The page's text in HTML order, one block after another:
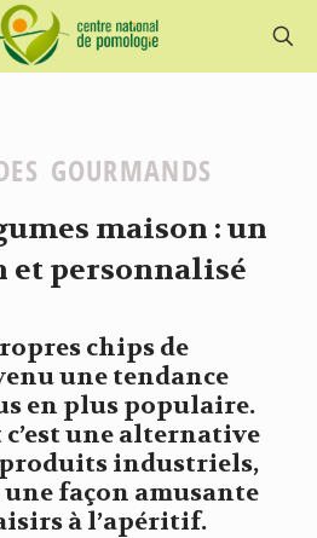
GOURMANDS
maison : un
et personnalisé
chips de
une tendance
en plus populaire.
une alternative
industriels,
une façon amusante
à l’apéritif.